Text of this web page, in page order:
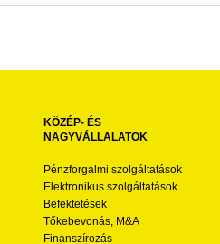
KÖZÉP- ÉS
NAGYVÁLLALATOK
Pénzforgalmi szolgáltatások
Elektronikus szolgáltatások
Befektetések
Tőkebevonás, M&A
Finanszírozás